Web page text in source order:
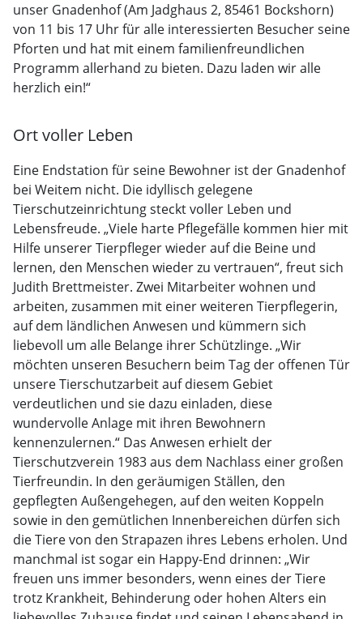
unser Gnadenhof (Am Jadghaus 2, 85461 Bockshorn)
von 11 bis 17 Uhr für alle interessierten Besucher seine
Pforten und hat mit einem familienfreundlichen
Programm allerhand zu bieten. Dazu laden wir alle
herzlich ein!“
Ort voller Leben
Eine Endstation für seine Bewohner ist der Gnadenhof
bei Weitem nicht. Die idyllisch gelegene
Tierschutzeinrichtung steckt voller Leben und
Lebensfreude. „Viele harte Pflegefälle kommen hier mit
Hilfe unserer Tierpfleger wieder auf die Beine und
lernen, den Menschen wieder zu vertrauen“, freut sich
Judith Brettmeister. Zwei Mitarbeiter wohnen und
arbeiten, zusammen mit einer weiteren Tierpflegerin,
auf dem ländlichen Anwesen und kümmern sich
liebevoll um alle Belange ihrer Schützlinge. „Wir
möchten unseren Besuchern beim Tag der offenen Tür
unsere Tierschutzarbeit auf diesem Gebiet
verdeutlichen und sie dazu einladen, diese
wundervolle Anlage mit ihren Bewohnern
kennenzulernen.“ Das Anwesen erhielt der
Tierschutzverein 1983 aus dem Nachlass einer großen
Tierfreundin. In den geräumigen Ställen, den
gepflegten Außengehegen, auf den weiten Koppeln
sowie in den gemütlichen Innenbereichen dürfen sich
die Tiere von den Strapazen ihres Lebens erholen. Und
manchmal ist sogar ein Happy-End drinnen: „Wir
freuen uns immer besonders, wenn eines der Tiere
trotz Krankheit, Behinderung oder hohen Alters ein